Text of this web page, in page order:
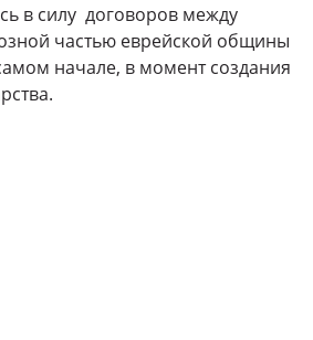
в силу договоров между
частью еврейской общины
начале, в момент создания